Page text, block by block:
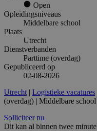
Open
Opleidingsniveaus
Middelbare school
Plaats
Utrecht
Dienstverbanden
Parttime (overdag)
Gepubliceerd op
02-08-2026
Utrecht | Logistieke vacatures
(overdag) | Middelbare school
Solliciteer nu
Dit kan al binnen twee